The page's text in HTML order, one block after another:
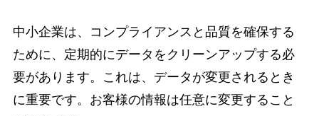
中小企業は、コンプライアンスと品質を確保する
ために、定期的にデータをクリーンアップする必
要があります。これは、データが変更されるとき
に重要です。お客様の情報は任意に変更すること